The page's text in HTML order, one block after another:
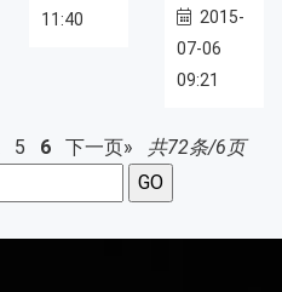
11:40
2015-
07-06
09:21
5 6 下一页» 共72条/6页